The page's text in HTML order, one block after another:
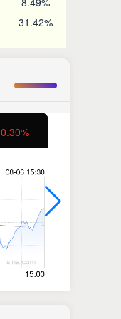
31.42%
0.30%